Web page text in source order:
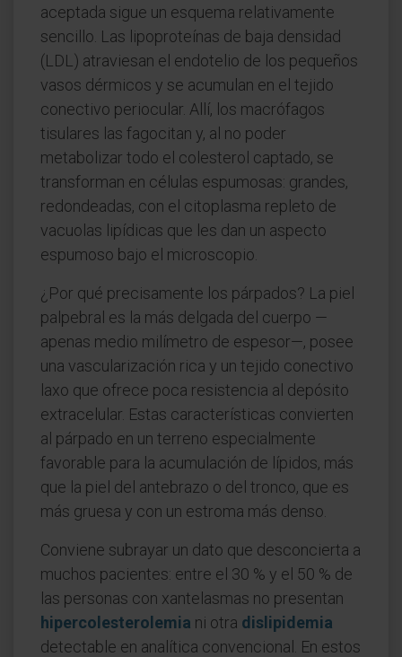
aceptada sigue un esquema relativamente
sencillo. Las lipoproteínas de baja densidad
(LDL) atraviesan el endotelio de los pequeños
vasos dérmicos y se acumulan en el tejido
conectivo periocular. Allí, los macrófagos
tisulares las fagocitan y, al no poder
metabolizar todo el colesterol captado, se
transforman en células espumosas: grandes,
redondeadas, con el citoplasma repleto de
vacuolas lipídicas que les dan un aspecto
espumoso bajo el microscopio.
¿Por qué precisamente los párpados? La piel
palpebral es la más delgada del cuerpo —
apenas medio milímetro de espesor—, posee
una vascularización rica y un tejido conectivo
laxo que ofrece poca resistencia al depósito
extracelular. Estas características convierten
al párpado en un terreno especialmente
favorable para la acumulación de lípidos, más
que la piel del antebrazo o del tronco, que es
más gruesa y con un estroma más denso.
Conviene subrayar un dato que desconcierta a
muchos pacientes: entre el 30 % y el 50 % de
las personas con xantelasmas no presentan
hipercolesterolemia ni otra dislipidemia
detectable en analítica convencional. En estos